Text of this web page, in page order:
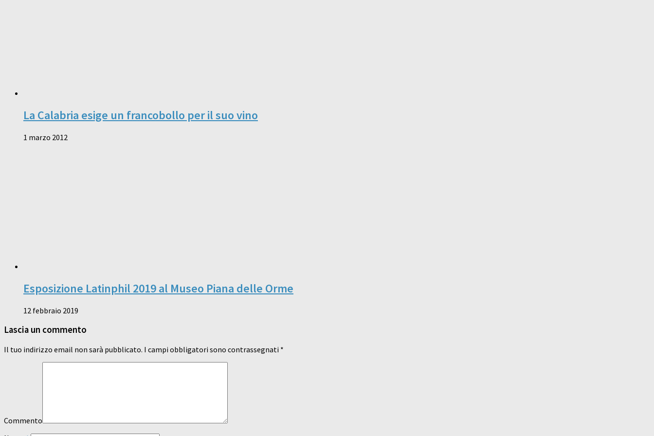
La Calabria esige un francobollo per il suo vino
1 marzo 2012
Esposizione Latinphil 2019 al Museo Piana delle Orme
12 febbraio 2019
Lascia un commento
Il tuo indirizzo email non sarà pubblicato. I campi obbligatori sono contrassegnati *
Commento